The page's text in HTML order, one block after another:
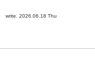
write. 2026.06.18 Thu